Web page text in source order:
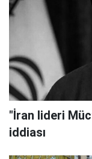
"İran lideri
iddiası